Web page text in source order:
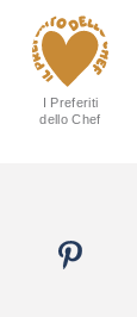
I Preferiti
dello Chef